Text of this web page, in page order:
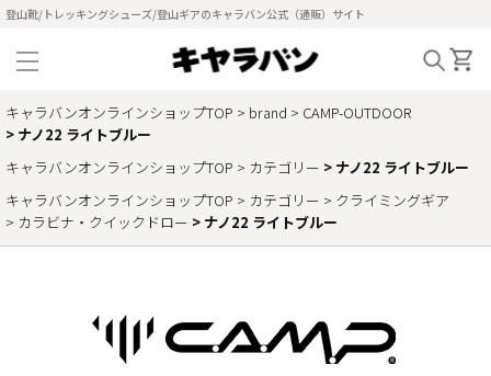
登山靴/トレッキングシューズ/登山ギアのキャラバン公式（通販）サイト
キャラバンオンラインショップTOP brand
CAMP-OUTDOOR
ナノ22 ライトブルー
キャラバンオンラインショップTOP
カテゴリー
ナノ22 ライトブルー
キャラバンオンラインショップTOP
カテゴリー
クライミングギア
カラビナ・クイックドロー
ナノ22 ライトブルー